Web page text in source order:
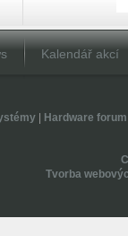
Kalendář akcí
| Hardware forum
Tvorba